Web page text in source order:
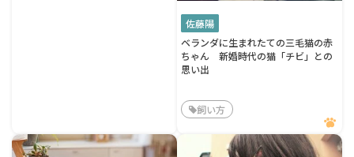
佐藤陽
ベランダに生まれたての三毛猫の赤
ちゃん 新婚時代の猫「チビ」との
思い出
飼い方